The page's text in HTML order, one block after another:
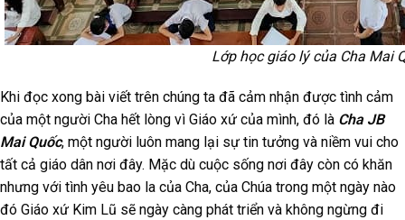
Lớp học giáo lý của Cha Mai
Khi đọc xong bài viết trên chúng ta đã cảm nhận được tình cảm
của một người Cha hết lòng vì Giáo xứ của mình, đó là Cha JB
Mai Quốc, một người luôn mang lại sự tin tưởng và niềm vui cho
tất cả giáo dân nơi đây. Mặc dù cuộc sống nơi đây còn có khăn
nhưng với tình yêu bao la của Cha, của Chúa trong một ngày nào
đó Giáo xứ Kim Lũ sẽ ngày càng phát triển và không ngừng đi